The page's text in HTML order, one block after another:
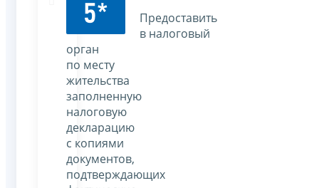
5*
Предоставить
в налоговый
орган
по месту
жительства
заполненную
налоговую
декларацию
с копиями
документов,
подтверждающих